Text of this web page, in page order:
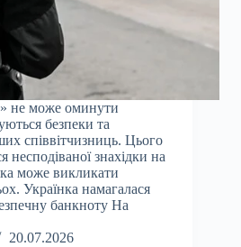
не може оминути
безпеки та
співвітчизниць. Цього
несподіваної знахідки на
може викликати
Українка намагалася
банкноту На
20.07.2026